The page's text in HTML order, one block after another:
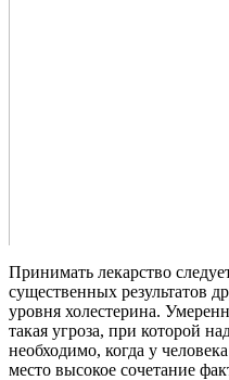
Принимать лекарство
существенных результатов
уровня холестерина.
такая угроза, при которой
необходимо, когда у
место высокое сочетание